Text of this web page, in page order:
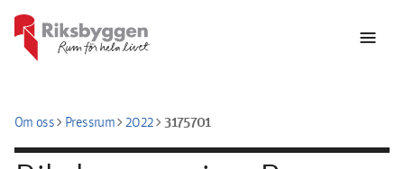
menu
Om osschevron_rightPressrumchevron_right2022chevron_right3175701